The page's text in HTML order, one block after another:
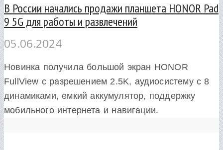
В России начались продажи планшета HONOR Pad
9 5G для работы и развлечений
05.06.2024
Новинка получила большой экран HONOR
FullView с разрешением 2.5K, аудиосистему с 8
динамиками, емкий аккумулятор, поддержку
мобильного интернета и навигации.